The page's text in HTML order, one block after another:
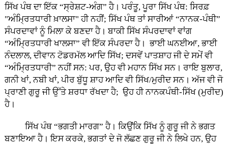
ਸਿੱਖ ਪੰਥ ਦਾ ਇੱਕ “ਸ੍ਰੇਸ਼ਟ-ਅੰਗ” ਹੈ। ਪਰੰਤੂ, ਪੂਰਾ ਸਿੱਖ ਪੰਥ: ਸਿਰਫ਼
"ਅੰਮ੍ਰਿਤਧਾਰੀ ਖ਼ਾਲਸਾ" ਹੀ ਨਹੀਂ; ਸਿੱਖ ਪੰਥ ਤਾਂ ਸਾਰੀਆਂ “ਨਾਨਕ-ਪੰਥੀ”
ਸੰਪਰਦਾਵਾਂ ਨੂੰ ਮਿਲਾ ਕੇ ਬਣਦਾ ਹੈ। ਬਾਕੀ ਸਿੱਖ ਸੰਪਰਦਾਵਾਂ ਵਾਂਗ
“ਅੰਮ੍ਰਿਤਧਾਰੀ ਖਾਲਸਾ” ਵੀ ਇੱਕ ਸੰਪਰਦਾ ਹੈ। ਭਾਈ ਘਨਈਆ, ਭਾਈ
ਨੰਦਲਾਲ, ਦੀਵਾਨ ਟੋਡਰਮੱਲ ਆਦਿ ਸਿੱਖ; ਦਸਵੇਂ ਪਾਤਸ਼ਾਹ ਜੀ ਦੇ ਸਮੇਂ ਵੀ
“ਅੰਮ੍ਰਿਤਧਾਰੀ” ਨਹੀਂ ਸਨ: ਪਰ, ਉਹ ਵੀ ਮਹਾਨ ਸਿੱਖ ਸਨ। ਰਾਇ ਬੁਲਾਰ,
ਗਨੀ ਖਾਂ, ਨਬੀ ਖਾਂ, ਪੀਰ ਬੁੱਧੂ ਸ਼ਾਹ ਆਦਿ ਵੀ ਸਿੱਖ/ਮੁਰੀਦ ਸਨ। ਅੱਜ ਵੀ ਜੋ
ਪ੍ਰਾਣੀ ਗੁਰੂ ਜੀ ਉੱਤੇ ਸ਼ਰਧਾ ਰੱਖਦਾ ਹੈ; ਉਹ ਹੀ ਨਾਨਕਪੰਥੀ-ਸਿੱਖ (ਮੁਰੀਦ)
ਹੈ।
ਸਿੱਖ ਪੰਥ “ਭਗਤੀ ਮਾਰਗ” ਹੈ। ਕਿਉਂਕਿ ਸਿੱਖ ਨੂੰ ਗੁਰੂ ਜੀ ਨੇ ਭਗਤ
ਬਣਾਇਆ ਹੈ। ਇਸ ਕਰਕੇ, ਭਗਤਾਂ ਦੇ ਜੋ ਲੱਛਣ ਗੁਰੂ ਜੀ ਨੇ ਲਿਖੇ ਹਨ, ਉਹ